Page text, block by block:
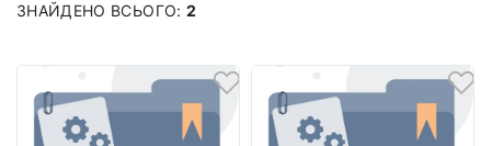
ЗНАЙДЕНО ВСЬОГО: 2